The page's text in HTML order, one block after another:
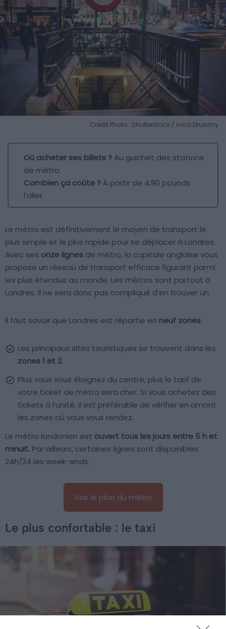
Crédit Photo : Shutterstock / Ivica Drusany
Où acheter ses billets ? Au guichet des stations
de métro.
Combien ça coûte ?À partir de 4,90 pounds
l’aller.
Le métro est définitivement le moyen de transport le
plus simple et le plus rapide pour se déplacer à Londres.
Avec ses onze lignes de métro, la capitale anglaise vous
propose un réseau de transport efficace figurant parmi
les plus étendus au monde. Les métros sont partout à
Londres. Il ne sera donc pas compliqué d’en trouver un.
Il faut savoir que Londres est répartie en neuf zones.
Les principaux sites touristiques se trouvent dans les
zones 1 et 2.
Plus vous vous éloignez du centre, plus le tarif de
votre ticket de métro sera cher. Si vous achetez des
tickets à l’unité, il est préférable de vérifier en amont
les zones où vous vous rendez.
Le métro londonien est ouvert tous les jours entre 5 h et
minuit. Par ailleurs, certaines lignes sont disponibles
24h/24 les week-ends.
Voir le plan du métro
Le plus confortable : le taxi